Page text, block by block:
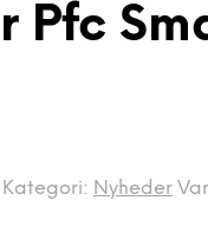
Pfc
Kategori: Nyheder